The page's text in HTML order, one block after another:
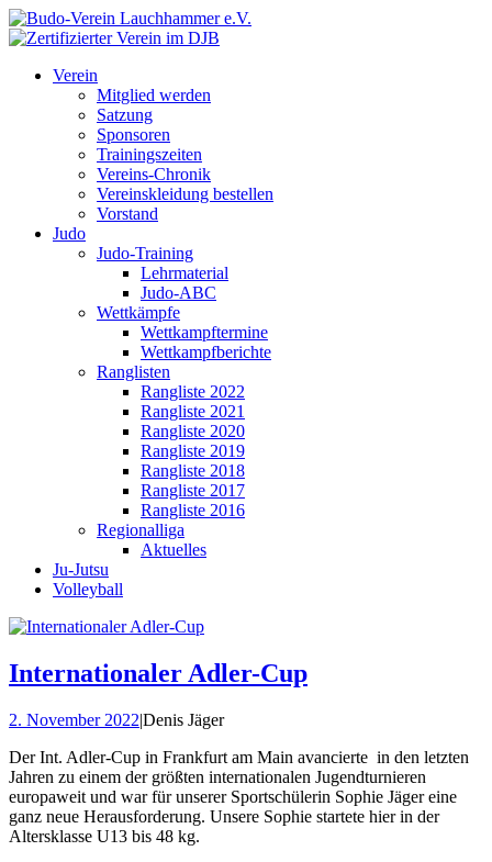
Verein
Mitglied werden
Satzung
Sponsoren
Trainingszeiten
Vereins-Chronik
Vereinskleidung bestellen
Vorstand
Judo
Judo-Training
Lehrmaterial
Judo-ABC
Wettkämpfe
Wettkampftermine
Wettkampfberichte
Ranglisten
Rangliste 2022
Rangliste 2021
Rangliste 2020
Rangliste 2019
Rangliste 2018
Rangliste 2017
Rangliste 2016
Regionalliga
Aktuelles
Ju-Jutsu
Volleyball
Internationaler Adler-Cup
2. November 2022|Denis Jäger
Der Int. Adler-Cup in Frankfurt am Main avancierte in den letzten
Jahren zu einem der größten internationalen Jugendturnieren
europaweit und war für unserer Sportschülerin Sophie Jäger eine
ganz neue Herausforderung. Unsere Sophie startete hier in der
Altersklasse U13 bis 48 kg.